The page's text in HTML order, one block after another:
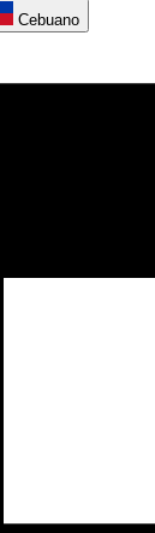
Cebuano